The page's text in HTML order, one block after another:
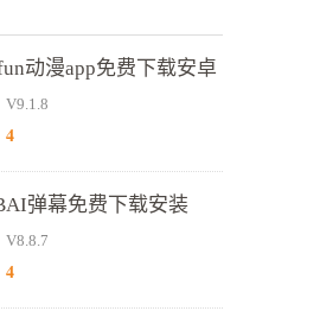
动漫app免费下载安卓
V9.1.8
4
弹幕免费下载安装
V8.8.7
4